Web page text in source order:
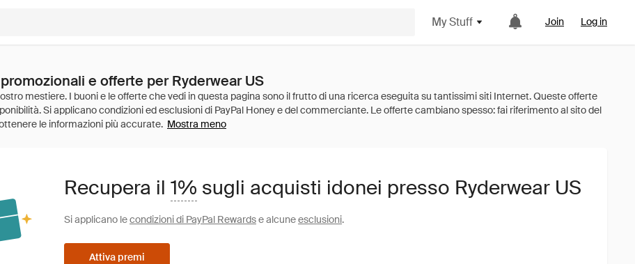
My Stuff Join Log in
e offerte per Ryderwear US
Mostra meno
Recupera il 1% sugli acquisti idonei presso Ryderwear US
Si applicano lecondizioni di PayPal Rewardse alcuneesclusioni.
Attiva premi